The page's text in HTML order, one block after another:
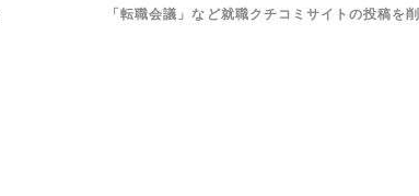
「転職会議」など就職クチコミサイトの投稿を